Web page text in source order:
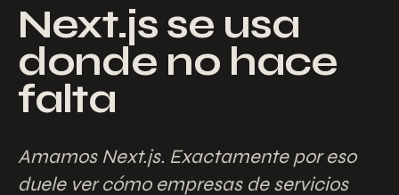
Next.js se usa
donde no hace
falta
Amamos Next.js. Exactamente por eso
duele ver cómo empresas de servicios